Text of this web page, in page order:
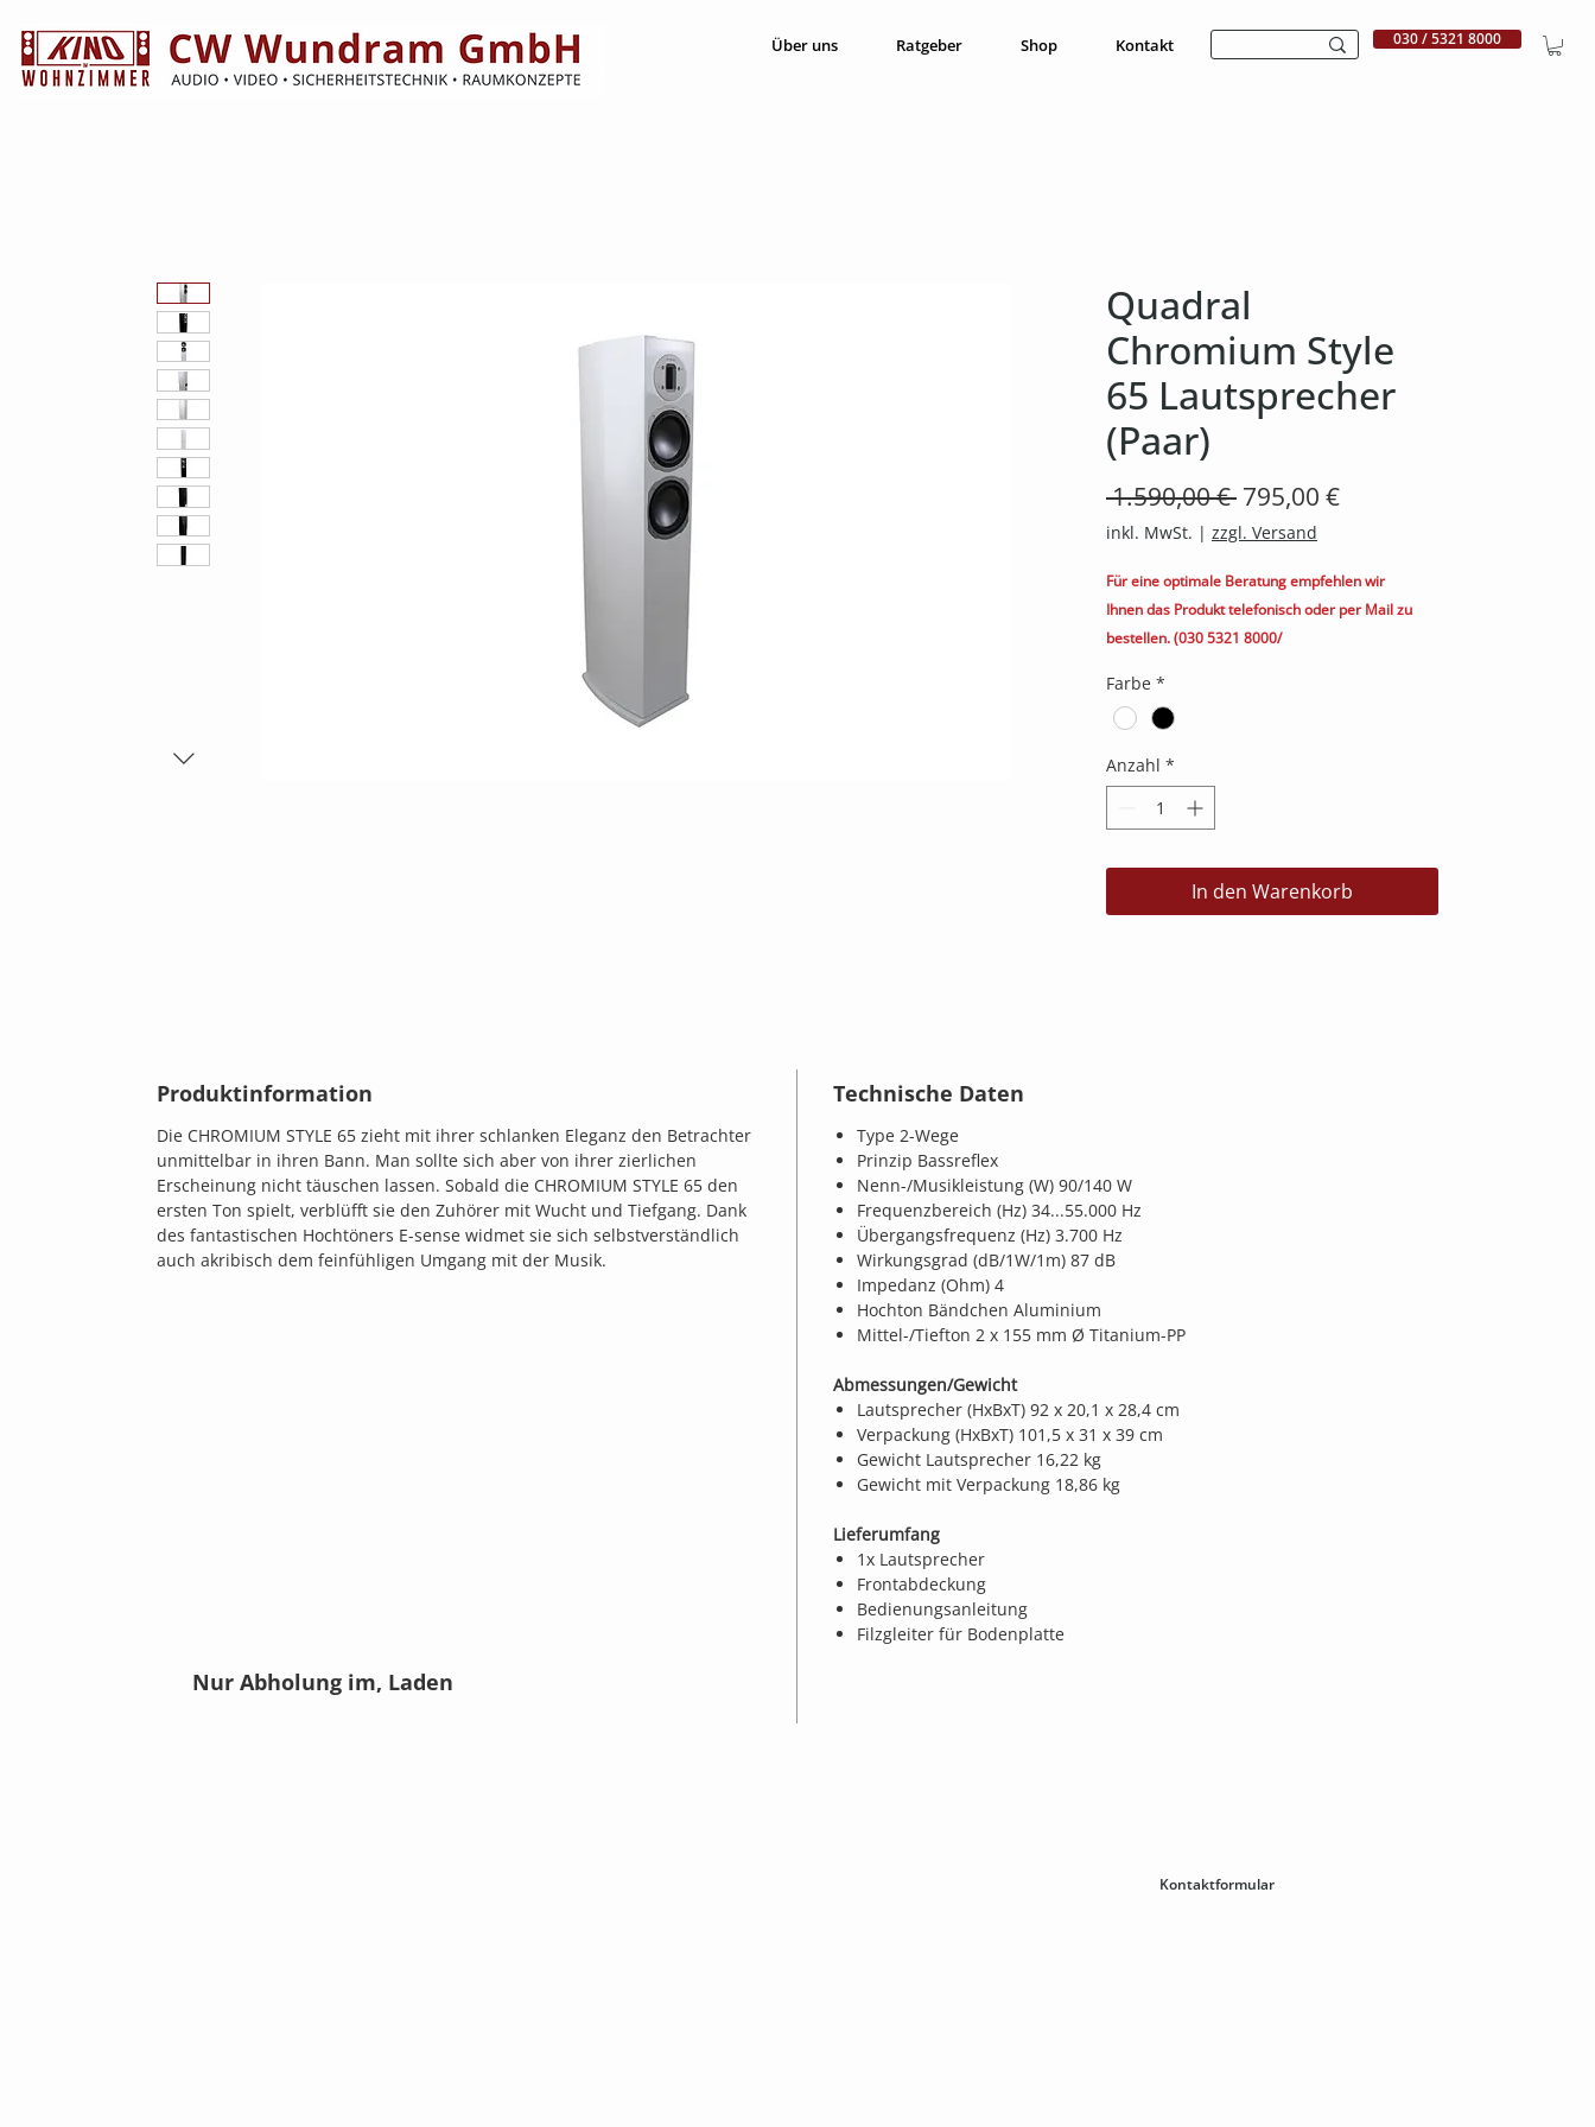
Über uns Ratgeber Shop Kontakt 030 / 5321 8000
Quadral
Chromium Style
65 Lautsprecher
(Paar)
1.590,00 € Standardpreis
795,00 €Sale-
inkl. MwSt. | zzgl. Versand
Für eine optimale Beratung empfehlen wir
Ihnen das Produkt telefonisch oder per Mail zu
bestellen. (030 5321 8000/
Farbe *
Anzahl *
In den Warenkorb
Produktinformation
Die CHROMIUM STYLE 65 zieht mit ihrer schlanken Eleganz den Betrachter
unmittelbar in ihren Bann. Man sollte sich aber von ihrer zierlichen
Erscheinung nicht täuschen lassen. Sobald die CHROMIUM STYLE 65 den
ersten Ton spielt, verblüfft sie den Zuhörer mit Wucht und Tiefgang. Dank
des fantastischen Hochtöners E-sense widmet sie sich selbstverständlich
auch akribisch dem feinfühligen Umgang mit der Musik.
Technische Daten
Type 2-Wege
Prinzip Bassreflex
Nenn-/Musikleistung (W) 90/140 W
Frequenzbereich (Hz) 34...55.000 Hz
Übergangsfrequenz (Hz) 3.700 Hz
Wirkungsgrad (dB/1W/1m) 87 dB
Impedanz (Ohm) 4
Hochton Bändchen Aluminium
Mittel-/Tiefton 2 x 155 mm Ø Titanium-PP
Abmessungen/Gewicht
Lautsprecher (HxBxT) 92 x 20,1 x 28,4 cm
Verpackung (HxBxT) 101,5 x 31 x 39 cm
Gewicht Lautsprecher 16,22 kg
Gewicht mit Verpackung 18,86 kg
Lieferumfang
1x Lautsprecher
Frontabdeckung
Bedienungsanleitung
Filzgleiter für Bodenplatte
Nur Abholung im, Laden
Kontaktformular